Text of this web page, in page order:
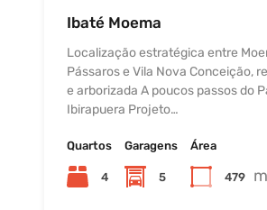
Ibaté Moema
Localização estratégica entre
Pássaros e Vila Nova Conceição,
e arborizada A poucos passos do
Ibirapuera Projeto…
Quartos
4
Garagens
5
Área
479